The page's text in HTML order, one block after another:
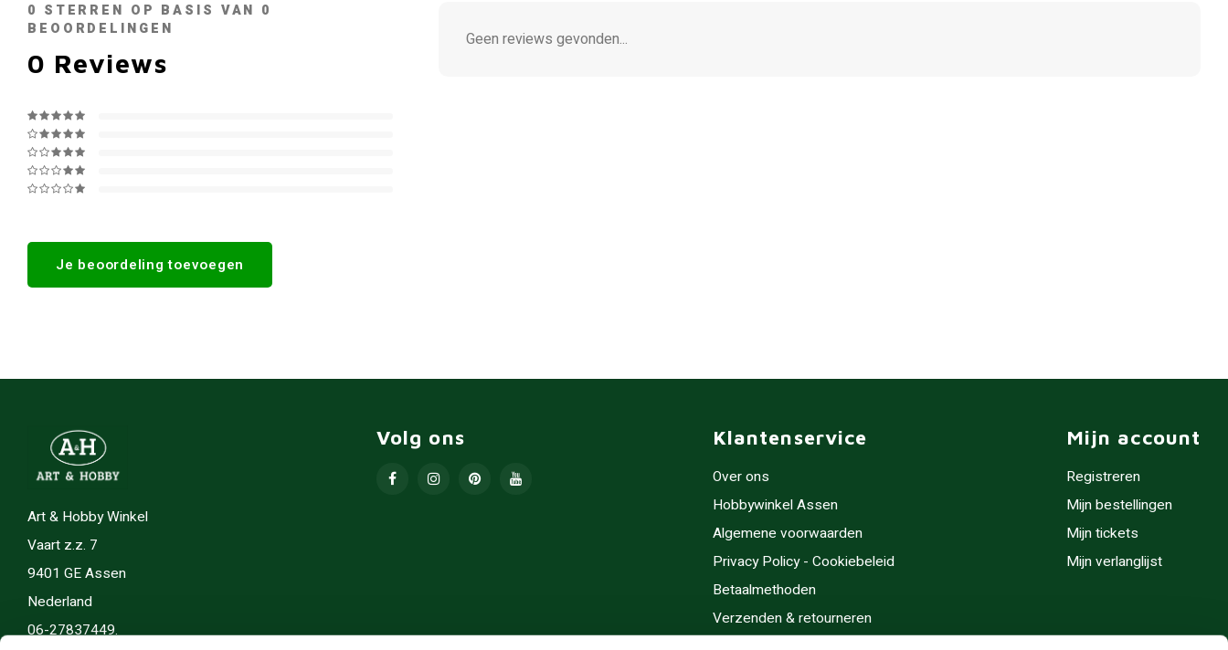
0 STERREN OP BASIS VAN 0
BEOORDELINGEN
0 Reviews
Je beoordeling toevoegen
Geen reviews gevonden...
Art & Hobby Winkel
Vaart z.z. 7
9401 GE Assen
Nederland
06-27837449.
Volg ons Klantenservice
Over ons
Hobbywinkel Assen
Algemene voorwaarden
Privacy Policy - Cookiebeleid
Betaalmethoden
Verzenden & retourneren
Mijn account
Registreren
Mijn bestellingen
Mijn tickets
Mijn verlanglijst